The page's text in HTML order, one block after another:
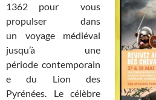
1362 pour vous
propulser dans
un voyage médiéval
jusqu’à une
période contemporain
e du Lion des
Pyrénées. Le célèbre